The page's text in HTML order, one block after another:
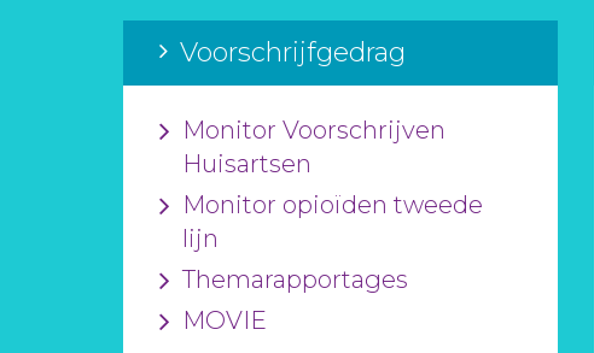
Voorschrijfgedrag
Monitor Voorschrijven
Huisartsen
Monitor opioïden tweede
lijn
Themarapportages
MOVIE